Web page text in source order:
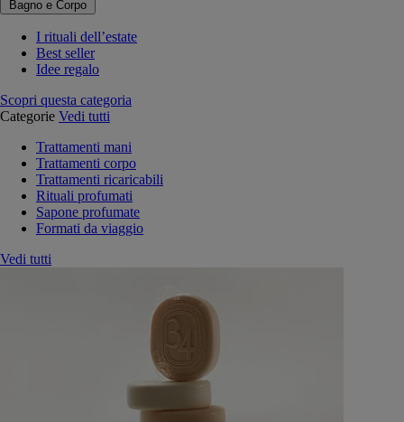
Bagno e Corpo
I rituali dell’estate
Best seller
Idee regalo
Scopri questa categoria
Categorie Vedi tutti
Trattamenti mani
Trattamenti corpo
Trattamenti ricaricabili
Rituali profumati
Sapone profumate
Formati da viaggio
Vedi tutti